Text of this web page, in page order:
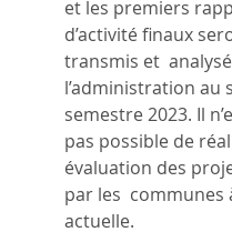
et les premiers
d’activité finaux
transmis et
l’administration au
semestre 2023. Il
pas possible de
évaluation des
par les  communes
actuelle.